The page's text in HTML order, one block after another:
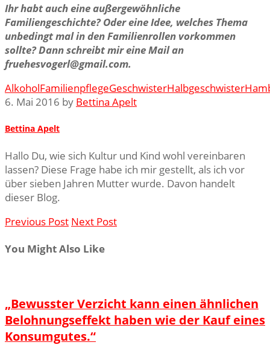
Ihr habt auch eine außergewöhnliche
Familiengeschichte? Oder eine Idee, welches Thema
unbedingt mal in den Familienrollen vorkommen
sollte? Dann schreibt mir eine Mail an
fruehesvogerl@gmail.com.
AlkoholFamilienpflegeGeschwisterHalbgeschwister
6. Mai 2016 by Bettina Apelt
Bettina Apelt
Hallo Du, wie sich Kultur und Kind wohl vereinbaren
lassen? Diese Frage habe ich mir gestellt, als ich vor
über sieben Jahren Mutter wurde. Davon handelt
dieser Blog.
Previous Post Next Post
You Might Also Like
„Bewusster Verzicht kann einen ähnlichen
Belohnungseffekt haben wie der Kauf eines
Konsumgutes.“